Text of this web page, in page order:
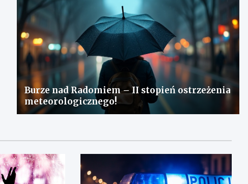
Burze nad Radomiem – II stopień ostrzeżenia
meteorologicznego!